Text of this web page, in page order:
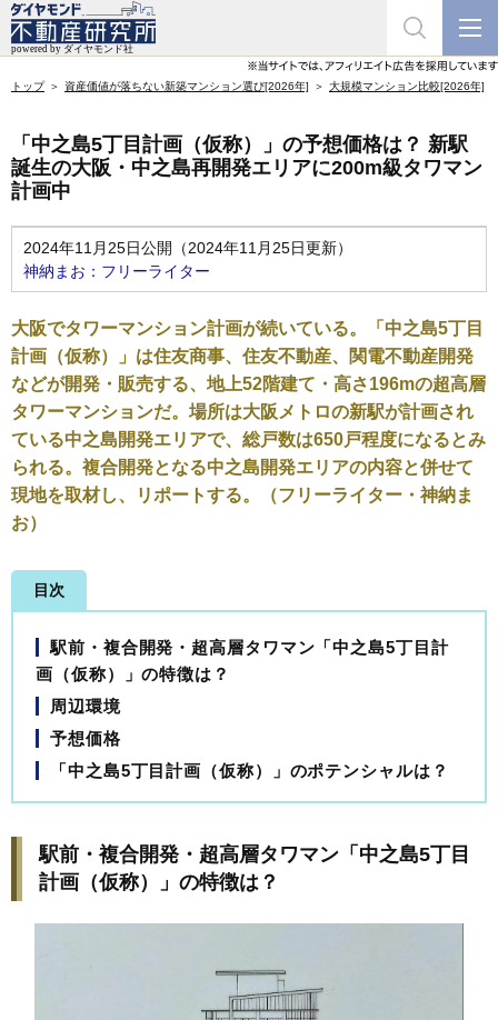
トップ 資産価値が落ちない新築マンション選び[2026年] 大規模マンション比較[2026年]
「中之島5丁目計画（仮称）」の予想価格は？ 新駅
誕生の大阪・中之島再開発エリアに200m級タワマン
計画中
2024年11月25日公開（2024年11月25日更新）
神納まお：フリーライター
大阪でタワーマンション計画が続いている。「中之島5丁目
計画（仮称）」は住友商事、住友不動産、関電不動産開発
などが開発・販売する、地上52階建て・高さ196mの超高層
タワーマンションだ。場所は大阪メトロの新駅が計画され
ている中之島開発エリアで、総戸数は650戸程度になるとみ
られる。複合開発となる中之島開発エリアの内容と併せて
現地を取材し、リポートする。（フリーライター・神納ま
お）
目次
駅前・複合開発・超高層タワマン「中之島5丁目計
画（仮称）」の特徴は？
周辺環境
予想価格
「中之島5丁目計画（仮称）」のポテンシャルは？
駅前・複合開発・超高層タワマン「中之島5丁目
計画（仮称）」の特徴は？